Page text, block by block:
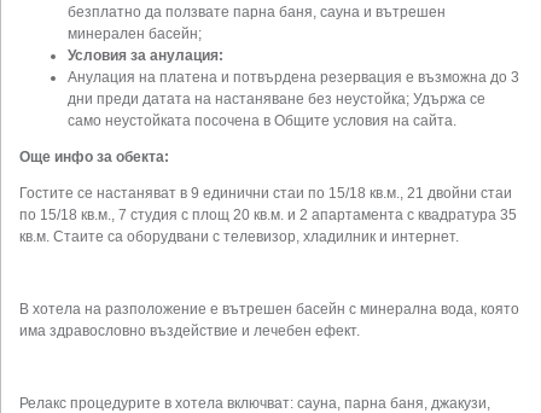
безплатно да ползвате парна баня, сауна и вътрешен
минерален басейн;
Условия за анулация:
Анулация на платена и потвърдена резервация е възможна до 3
дни преди датата на настаняване без неустойка; Удържа се
само неустойката посочена в Общите условия на сайта.
Още инфо за обекта:
Гостите се настаняват в 9 единични стаи по 15/18 кв.м., 21 двойни стаи
по 15/18 кв.м., 7 студия с площ 20 кв.м. и 2 апартамента с квадратура 35
кв.м. Стаите са оборудвани с телевизор, хладилник и интернет.
В хотела на разположение е вътрешен басейн с минерална вода, която
има здравословно въздействие и лечебен ефект.
Релакс процедурите в хотела включват: сауна, парна баня, джакузи,